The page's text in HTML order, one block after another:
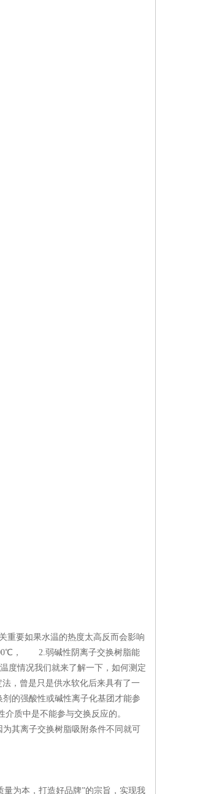
要如果水温的热度太高反而会影响
， 2.弱碱性阴离子交换树脂能
况我们就来了解一下，如何测定
，曾是只是供水软化后来具有了一
的强酸性或碱性离子化基团才能参
介质中是不能参与交换反应的。
其离子交换树脂吸附条件不同就可
为本，打造好品牌”的宗旨，实现我